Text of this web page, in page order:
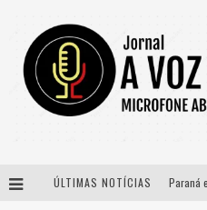
ÚLTIMAS NOTÍCIAS